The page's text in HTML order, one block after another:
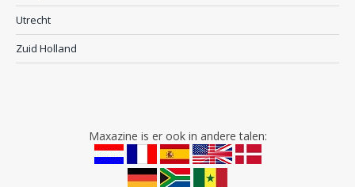
Utrecht
Zuid Holland
Maxazine is er ook in andere talen: